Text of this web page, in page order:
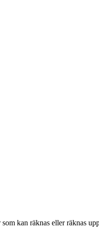
kan räknas eller räknas